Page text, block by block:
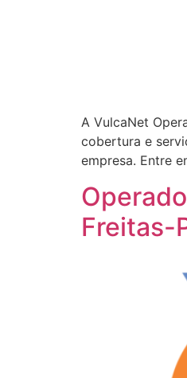
A VulcaNet
cobertura e
empresa. Entre
Freitas-